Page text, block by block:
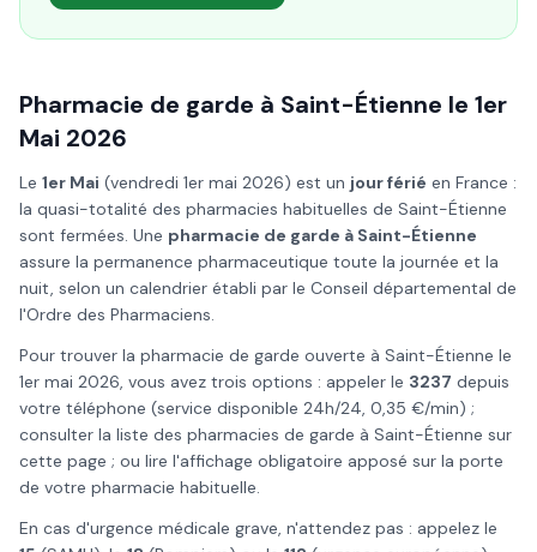
Pharmacie de garde à Saint-Étienne le 1er
Mai 2026
Le 1er Mai (vendredi 1er mai 2026) est un jour férié en France :
la quasi-totalité des pharmacies habituelles de Saint-Étienne
sont fermées. Une pharmacie de garde à Saint-Étienne
assure la permanence pharmaceutique toute la journée et la
nuit, selon un calendrier établi par le Conseil départemental de
l'Ordre des Pharmaciens.
Pour trouver la pharmacie de garde ouverte à Saint-Étienne le
1er mai 2026, vous avez trois options : appeler le 3237 depuis
votre téléphone (service disponible 24h/24, 0,35 €/min) ;
consulter la liste des pharmacies de garde à Saint-Étienne sur
cette page ; ou lire l'affichage obligatoire apposé sur la porte
de votre pharmacie habituelle.
En cas d'urgence médicale grave, n'attendez pas : appelez le